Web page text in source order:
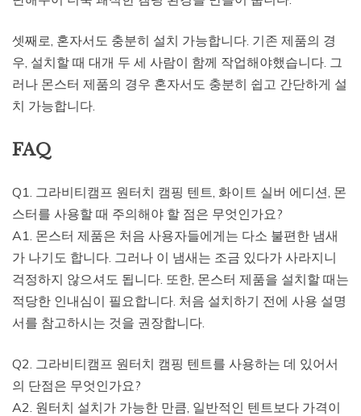
셋째로, 혼자서도 충분히 설치 가능합니다. 기존 제품의 경
우, 설치할 때 대개 두 세 사람이 함께 작업해야했습니다. 그
러나 몬스터 제품의 경우 혼자서도 충분히 쉽고 간단하게 설
치 가능합니다.
FAQ
Q1. 그라비티캠프 원터치 캠핑 텐트, 화이트 실버 에디션, 몬
스터를 사용할 때 주의해야 할 점은 무엇인가요?
A1. 몬스터 제품은 처음 사용자들에게는 다소 불편한 냄새
가 나기도 합니다. 그러나 이 냄새는 조금 있다가 사라지니
걱정하지 않으셔도 됩니다. 또한, 몬스터 제품을 설치할 때는
적당한 인내심이 필요합니다. 처음 설치하기 전에 사용 설명
서를 참고하시는 것을 권장합니다.
Q2. 그라비티캠프 원터치 캠핑 텐트를 사용하는 데 있어서
의 단점은 무엇인가요?
A2. 원터치 설치가 가능한 만큼, 일반적인 텐트보다 가격이